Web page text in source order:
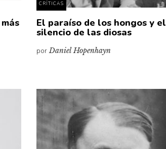
CRÍTICAS
El paraíso de los hongos y el
silencio de las diosas
porDaniel Hopenhayn